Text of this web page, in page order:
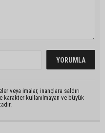
veya imalar, inançlara saldırı
karakter kullanılmayan ve büyük